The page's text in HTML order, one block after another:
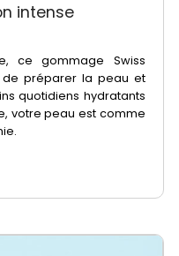
intense
ce gommage Swiss
préparer la peau et
quotidiens hydratants
votre peau est comme